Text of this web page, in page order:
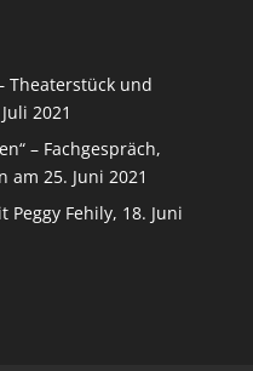
Theaterstück und
2021
– Fachgespräch,
25. Juni 2021
Peggy Fehily, 18. Juni